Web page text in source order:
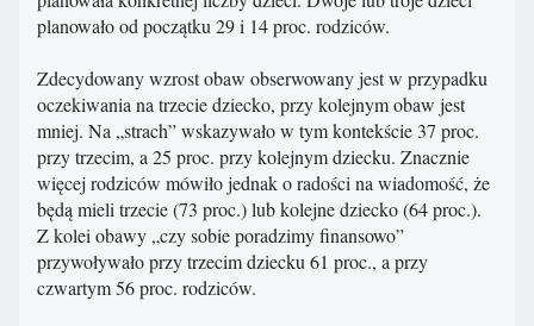
planowało od początku 29 i 14 proc. rodziców.
Zdecydowany wzrost obaw obserwowany jest w przypadku
oczekiwania na trzecie dziecko, przy kolejnym obaw jest
mniej. Na „strach” wskazywało w tym kontekście 37 proc.
przy trzecim, a 25 proc. przy kolejnym dziecku. Znacznie
więcej rodziców mówiło jednak o radości na wiadomość, że
będą mieli trzecie (73 proc.) lub kolejne dziecko (64 proc.).
Z kolei obawy „czy sobie poradzimy finansowo”
przywoływało przy trzecim dziecku 61 proc., a przy
czwartym 56 proc. rodziców.